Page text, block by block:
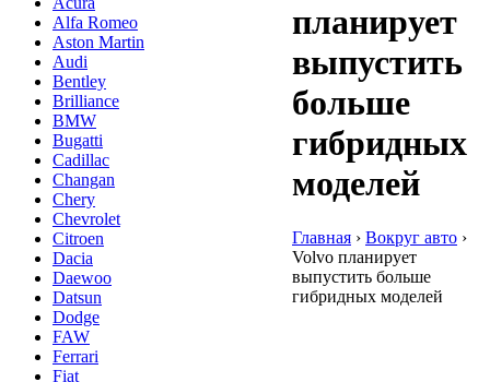
Alfa Romeo
Aston Martin
Audi
Bentley
Brilliance
BMW
Bugatti
Cadillac
Changan
Chery
Chevrolet
Citroen
Dacia
Daewoo
Datsun
Dodge
FAW
Ferrari
Fiat
планирует
выпустить
больше
гибридных
моделей
Главная › Вокруг авто ›
Volvo планирует
выпустить больше
гибридных моделей